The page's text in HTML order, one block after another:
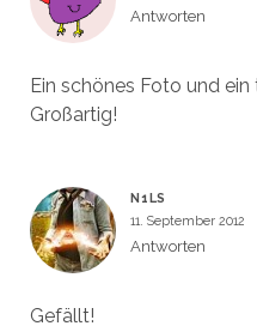
Antworten
Ein schönes Foto und
Großartig!
N1LS
11. September 2012
Antworten
Gefällt!